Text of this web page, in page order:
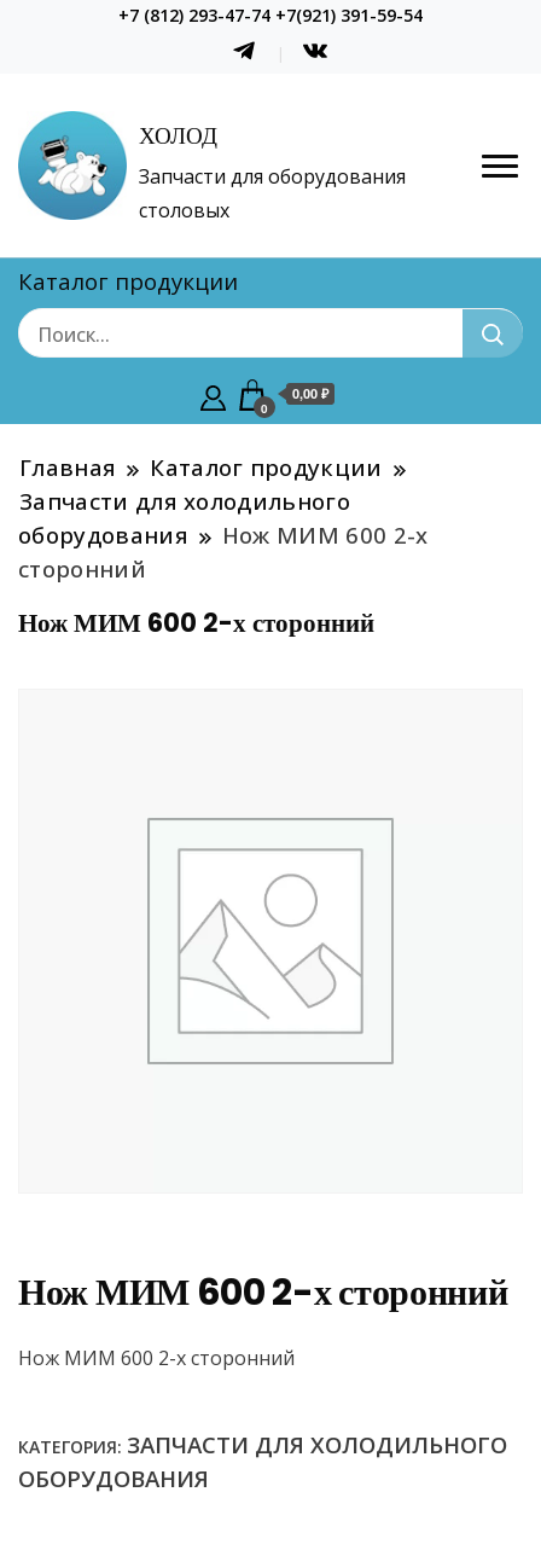
+7 (812) 293-47-74 +7(921) 391-59-54
ХОЛОД
Запчасти для оборудования
столовых
Каталог продукции
0
0,00 ₽
Главная
Каталог продукции
Запчасти для холодильного
оборудования
Нож МИМ 600 2-х
сторонний
Нож МИМ 600 2-х сторонний
Нож МИМ 600 2-х сторонний
Нож МИМ 600 2-х сторонний
КАТЕГОРИЯ: ЗАПЧАСТИ ДЛЯ ХОЛОДИЛЬНОГО
ОБОРУДОВАНИЯ